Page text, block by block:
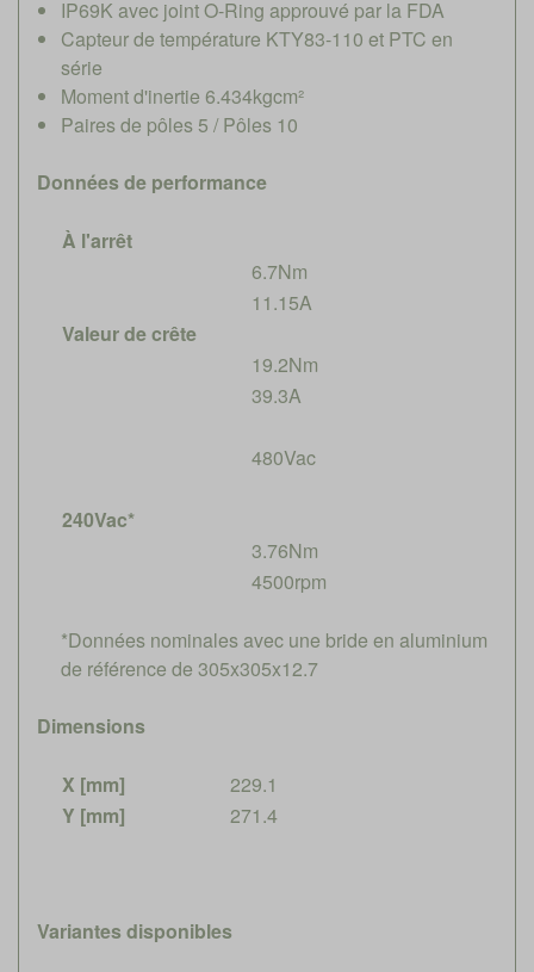
IP69K avec joint O-Ring approuvé par la FDA
Capteur de température KTY83-110 et PTC en
série
Moment d'inertie 6.434kgcm²
Paires de pôles 5 / Pôles 10
Données de performance
À l'arrêt
6.7Nm
11.15A
Valeur de crête
19.2Nm
39.3A
480Vac
240Vac*
3.76Nm
4500rpm
*Données nominales avec une bride en aluminium
de référence de 305x305x12.7
Dimensions
X [mm]
229.1
Y [mm]
271.4
Variantes disponibles